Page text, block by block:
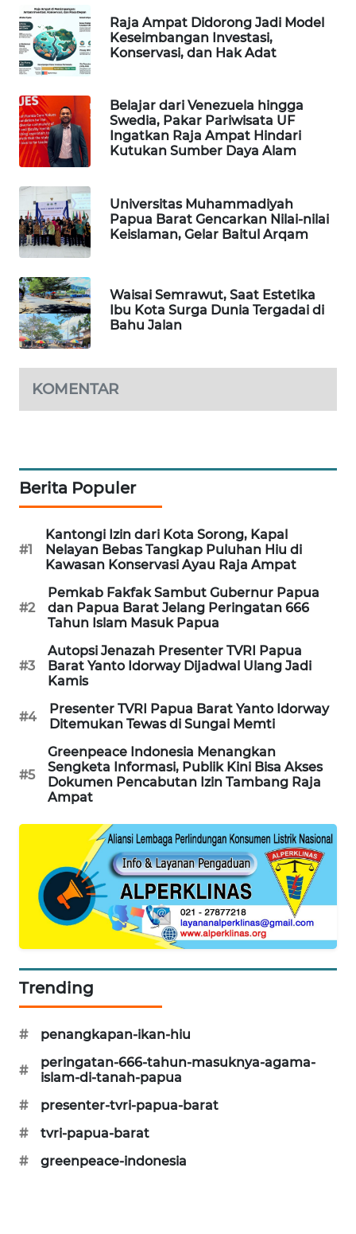
Raja Ampat Didorong Jadi Model
Keseimbangan Investasi,
Konservasi, dan Hak Adat
Belajar dari Venezuela hingga
Swedia, Pakar Pariwisata UF
Ingatkan Raja Ampat Hindari
Kutukan Sumber Daya Alam
Universitas Muhammadiyah
Papua Barat Gencarkan Nilai-nilai
Keislaman, Gelar Baitul Arqam
Waisai Semrawut, Saat Estetika
Ibu Kota Surga Dunia Tergadai di
Bahu Jalan
KOMENTAR
Berita Populer
#1
Kantongi Izin dari Kota Sorong, Kapal
Nelayan Bebas Tangkap Puluhan Hiu di
Kawasan Konservasi Ayau Raja Ampat
#2
Pemkab Fakfak Sambut Gubernur Papua
dan Papua Barat Jelang Peringatan 666
Tahun Islam Masuk Papua
#3
Autopsi Jenazah Presenter TVRI Papua
Barat Yanto Idorway Dijadwal Ulang Jadi
Kamis
#4
Presenter TVRI Papua Barat Yanto Idorway
Ditemukan Tewas di Sungai Memti
#5
Greenpeace Indonesia Menangkan
Sengketa Informasi, Publik Kini Bisa Akses
Dokumen Pencabutan Izin Tambang Raja
Ampat
Trending
# penangkapan-ikan-hiu
#
peringatan-666-tahun-masuknya-agama-
islam-di-tanah-papua
#
presenter-tvri-papua-barat
#
tvri-papua-barat
#
greenpeace-indonesia
PORTAL
KONSUMEN
ALPERKLINAS
FORJASIDA
TAMBANG
NEWS
NEWS
SIDIKALANG
NEWS
SIBARAGAS
NEWS
SIANTAR
NEWS
METRO
MEDAN
NEWS
METRO
JAKARTA
KRT
NEWS
JURNAL
NEWS
GARONGGANG
NEWS
FISUELRI
ID
ENERGI
NEWS
NEWS